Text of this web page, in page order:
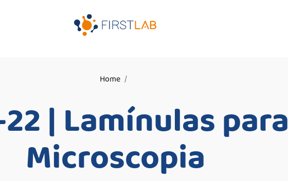
Home
| Lamínulas para
Microscopia